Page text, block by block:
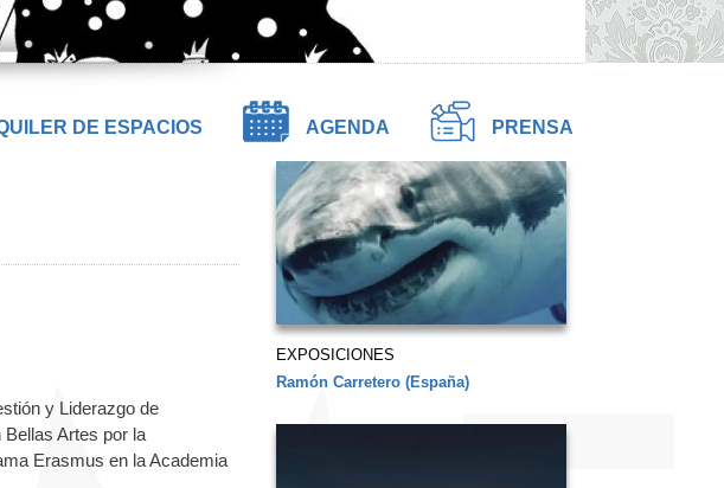
DE ESPACIOS AGENDA PRENSA
y Liderazgo de
Artes por la
Erasmus en la Academia
EXPOSICIONES
Ramón Carretero (España)